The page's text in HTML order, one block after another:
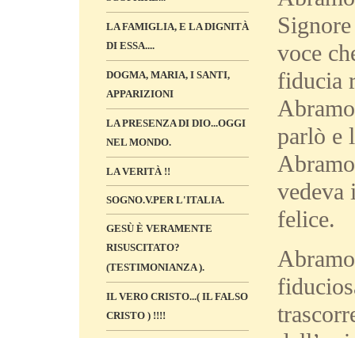
LA FAMIGLIA, E LA DIGNITÀ
DI ESSA....
DOGMA, MARIA, I SANTI,
APPARIZIONI
LA PRESENZA DI DIO...OGGI
NEL MONDO.
LA VERITÀ !!
SOGNO.V.PER L'ITALIA.
GESÙ È VERAMENTE
RISUSCITATO?
(TESTIMONIANZA ).
IL VERO CRISTO...( IL FALSO
CRISTO ) !!!!
voce
fiducia
parlò e
vedeva
felice.